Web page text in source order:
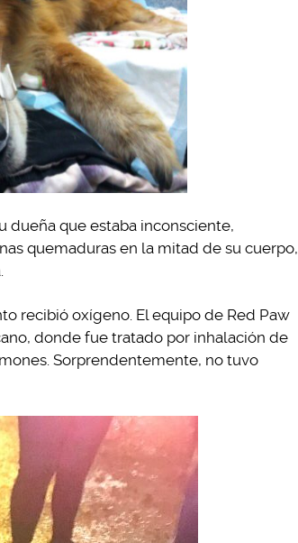
dueña que estaba inconsciente,
quemaduras en la mitad de su cuerpo,
recibió oxígeno. El equipo de Red Paw
donde fue tratado por inhalación de
Sorprendentemente, no tuvo